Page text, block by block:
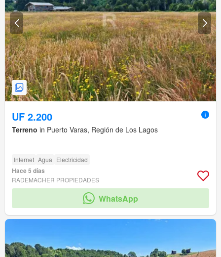
UF 2.200
Terreno in Puerto Varas, Región de Los Lagos
Internet Agua Electricidad
Hace 5 días
RADEMACHER PROPIEDADES
WhatsApp